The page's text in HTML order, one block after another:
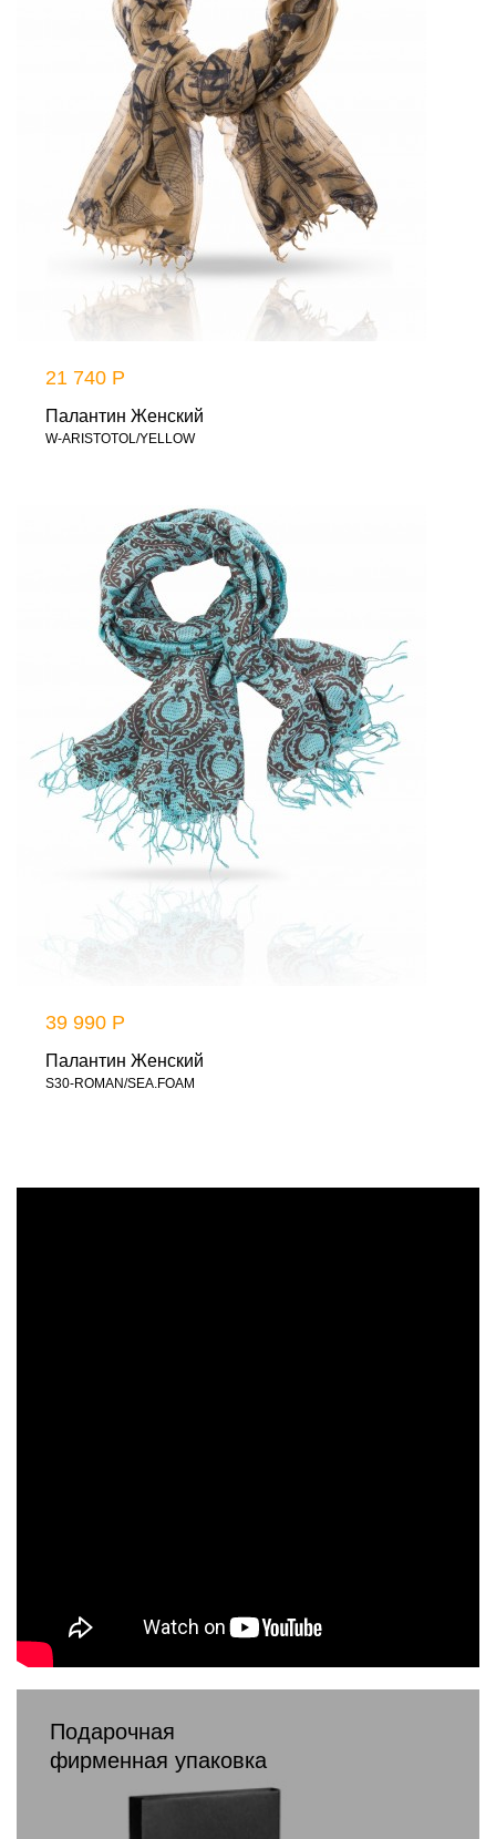
21 740 Р
Палантин Женский
W-ARISTOTOL/YELLOW
39 990 Р
Палантин Женский
S30-ROMAN/SEA.FOAM
Подарочная
фирменная упаковка